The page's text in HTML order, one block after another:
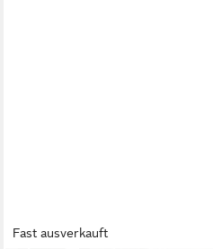
Fast ausverkauft